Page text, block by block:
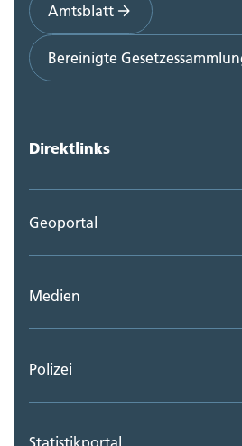
Amtsblatt
Bereinigte
Direktlinks
Geoportal
Medien
Polizei
Statistikportal